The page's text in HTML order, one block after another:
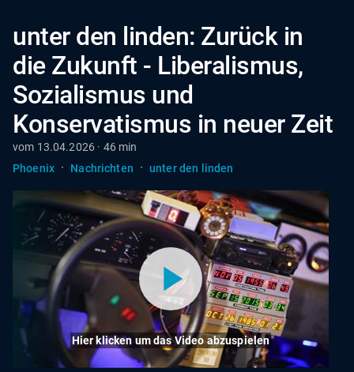
unter den linden: Zurück in
die Zukunft - Liberalismus,
Sozialismus und
Konservatismus in neuer Zeit
vom 13.04.2026 · 46 min
Phoenix · Nachrichten · unter den linden
Hier klicken um das Video abzuspielen